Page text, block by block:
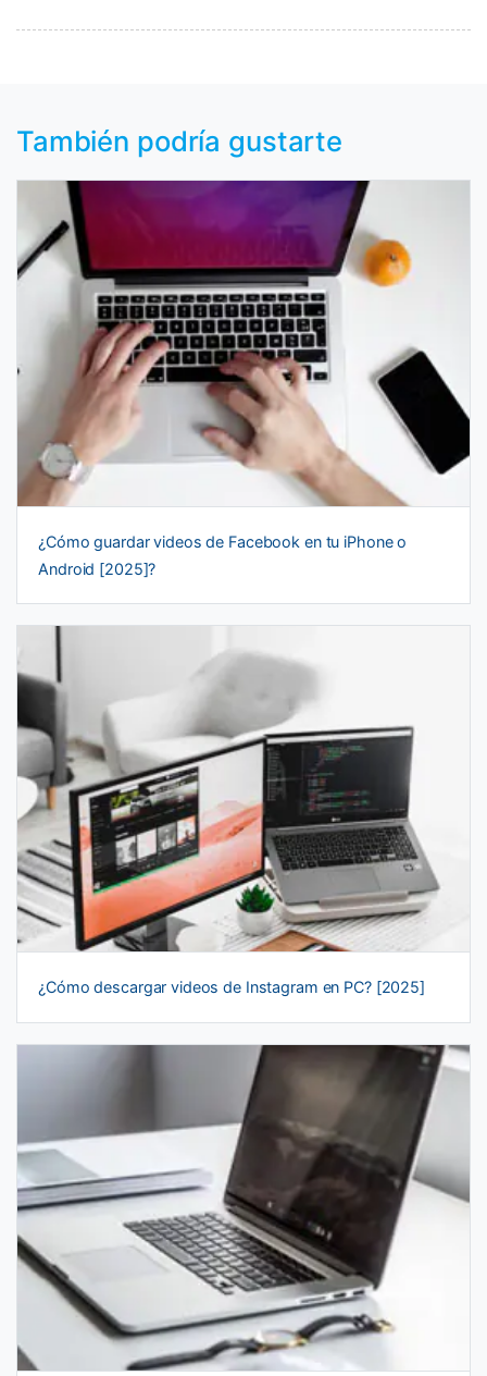
También podría gustarte
¿Cómo guardar videos de Facebook en tu iPhone o
Android [2025]?
¿Cómo descargar videos de Instagram en PC? [2025]